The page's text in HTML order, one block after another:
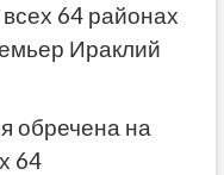
64 районах
Ираклий
обречена на
64